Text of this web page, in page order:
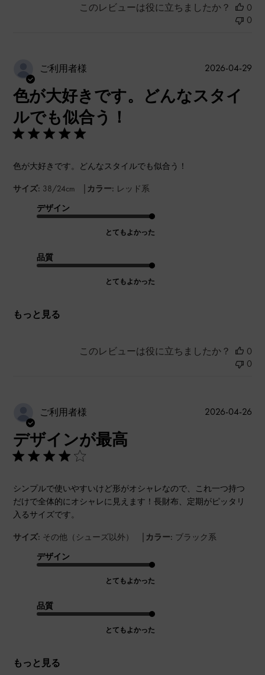
このレビューは役に立ちましたか？
0
0
ご利用者様
色が大好きです。どんなスタイ
ルでも似合う！
色が大好きです。どんなスタイルでも似合う！
サイズ: 38/24cm | カラー: レッド系
デザイン
とてもよかった
品質
とてもよかった
もっと見る
公
2026-04-29
このレビューは役に立ちましたか？
0
0
ご利用者様
デザインが最高
シンプルで使いやすいけど形がオシャレなので、これ一つ持つ
だけで全体的にオシャレに見えます！長財布、定期がピッタリ
入るサイズです。
サイズ: その他（シューズ以外） | カラー: ブラック系
デザイン
とてもよかった
品質
とてもよかった
もっと見る
公
2026-04-26